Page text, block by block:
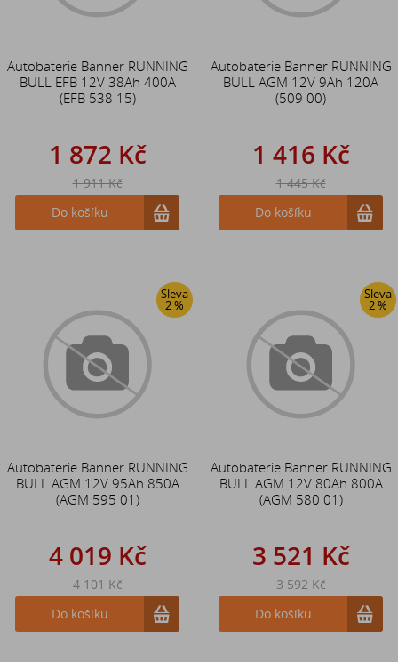
Autobaterie Banner RUNNING
BULL EFB 12V 38Ah 400A
(EFB 538 15)
1 872 Kč
1 911 Kč
Do košíku
Autobaterie Banner RUNNING
BULL AGM 12V 9Ah 120A
(509 00)
1 416 Kč
1 445 Kč
Do košíku
Sleva
2 %
Autobaterie Banner RUNNING
BULL AGM 12V 95Ah 850A
(AGM 595 01)
4 019 Kč
4 101 Kč
Do košíku
Sleva
2 %
Autobaterie Banner RUNNING
BULL AGM 12V 80Ah 800A
(AGM 580 01)
3 521 Kč
3 592 Kč
Do košíku